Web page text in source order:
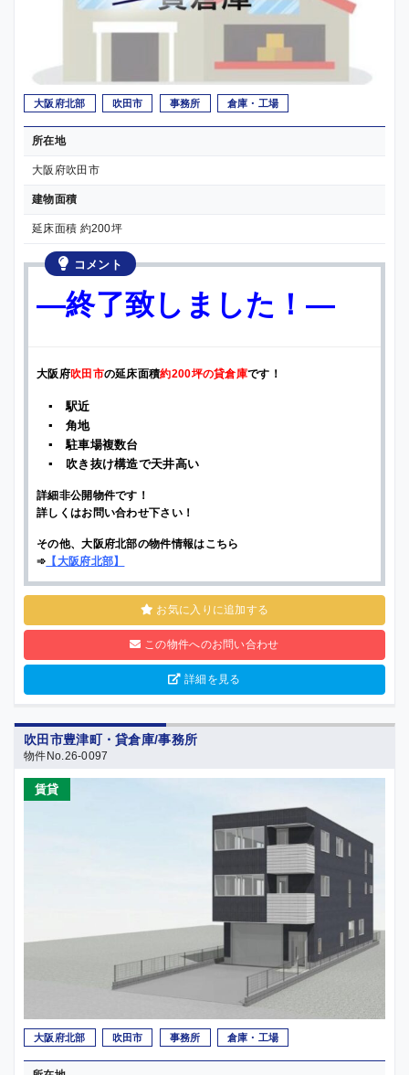
大阪府北部 吹田市 事務所 倉庫・工場
所在地
大阪府吹田市
建物面積
延床面積 約200坪
コメント
—終了致しました！—
大阪府吹田市の延床面積約200坪の貸倉庫です！
▪ 駅近
▪ 角地
▪ 駐車場複数台
▪ 吹き抜け構造で天井高い
詳細非公開物件です！
詳しくはお問い合わせ下さい！
その他、大阪府北部の物件情報はこちら
➾ 【大阪府北部】
お気に入りに追加する
この物件へのお問い合わせ
詳細を見る
吹田市豊津町・貸倉庫/事務所
物件No.26-0097
賃貸
大阪府北部 吹田市 事務所 倉庫・工場